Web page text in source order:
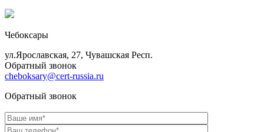
Чебоксары
ул.Ярославская, 27, Чувашская Респ.
Обратный звонок
cheboksary@cert-russia.ru
Обратный звонок